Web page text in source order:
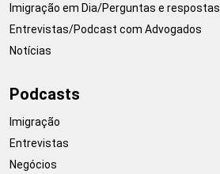
Imigração em Dia/Perguntas e respostas
Entrevistas/Podcast com Advogados
Notícias
Podcasts
Imigração
Entrevistas
Negócios